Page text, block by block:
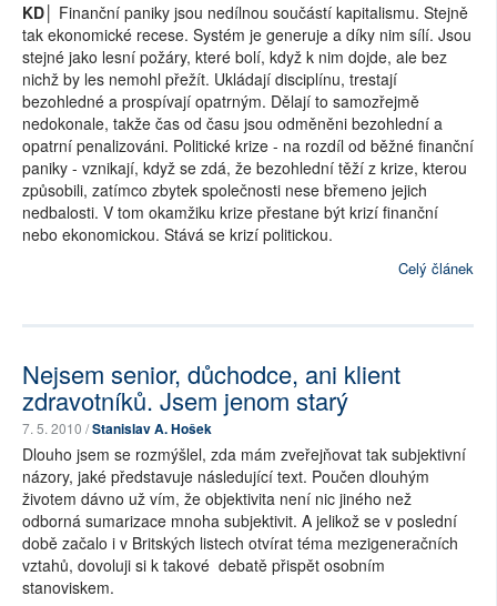
KD│
Finanční paniky jsou nedílnou součástí kapitalismu. Stejně
tak ekonomické recese. Systém je generuje a díky nim sílí. Jsou
stejné jako lesní požáry, které bolí, když k nim dojde, ale bez
nichž by les nemohl přežít. Ukládají disciplínu, trestají
bezohledné a prospívají opatrným. Dělají to samozřejmě
nedokonale, takže čas od času jsou odměněni bezohlední a
opatrní penalizováni. Politické krize - na rozdíl od běžné finanční
paniky - vznikají, když se zdá, že bezohlední těží z krize, kterou
způsobili, zatímco zbytek společnosti nese břemeno jejich
nedbalosti. V tom okamžiku krize přestane být krizí finanční
nebo ekonomickou. Stává se krizí politickou.
Celý článek
Nejsem senior, důchodce, ani klient
zdravotníků. Jsem jenom starý
7. 5. 2010 /Stanislav A. Hošek
Dlouho jsem se rozmýšlel, zda mám zveřejňovat tak subjektivní
názory, jaké představuje následující text. Poučen dlouhým
životem dávno už vím, že objektivita není nic jiného než
odborná sumarizace mnoha subjektivit. A jelikož se v poslední
době začalo i v Britských listech otvírat téma mezigeneračních
vztahů, dovoluji si k takové debatě přispět osobním
stanoviskem.